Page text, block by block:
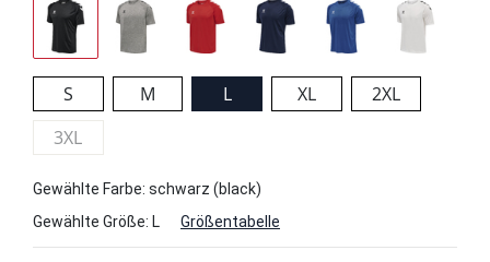
S M L XL
2XL
3XL
Gewählte Farbe: schwarz (black)
Gewählte Größe: L Größentabelle